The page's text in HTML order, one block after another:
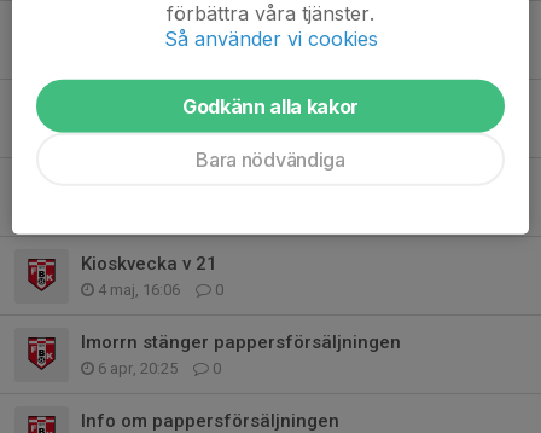
Färdigt schema planvärdar
Planvärdar Sverigecupen 6-9 augusti
6 jul, 14:20 10
Kioskvecka v 21
4 maj, 16:06 0
Imorrn stänger pappersförsäljningen
6 apr, 20:25 0
Info om pappersförsäljningen
förbättra våra tjänster.
Så använder vi cookies
Godkänn alla kakor
Bara nödvändiga